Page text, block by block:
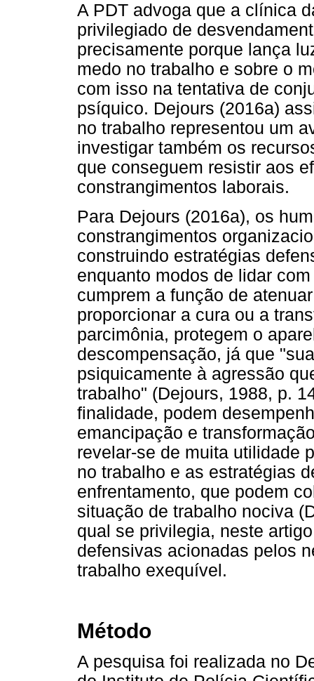
A PDT advoga que a clínica
privilegiado de
precisamente porque lança
medo no trabalho e sobre o
com isso na tentativa de
psíquico. Dejours (2016a)
no trabalho representou um
investigar também os
que conseguem resistir aos
constrangimentos laborais.
Para Dejours (2016a), os
constrangimentos
construindo estratégias
enquanto modos de lidar
cumprem a função de
proporcionar a cura ou a
parcimônia, protegem o
descompensação, já que
psiquicamente à agressão
trabalho" (Dejours, 1988, p.
finalidade, podem
emancipação e
revelar-se de muita utilidade
no trabalho e as estratégias
enfrentamento, que podem
situação de trabalho nociva
qual se privilegia, neste
defensivas acionadas pelos
trabalho exequível.
Método
A pesquisa foi realizada no